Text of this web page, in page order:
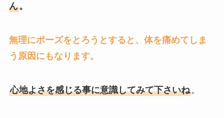
ん。
無理にポーズをとろうとすると、体を痛めてしま
う原因にもなります。
心地よさを感じる事に意識してみて下さいね。